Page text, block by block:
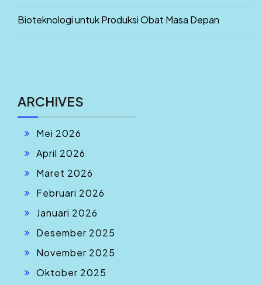
Bioteknologi untuk Produksi Obat Masa Depan
ARCHIVES
Mei 2026
April 2026
Maret 2026
Februari 2026
Januari 2026
Desember 2025
November 2025
Oktober 2025